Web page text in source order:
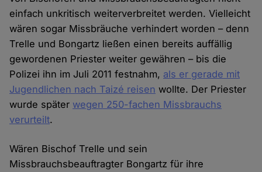
einfach unkritisch weiterverbreitet werden. Vielleicht
wären sogar Missbräuche verhindert worden – denn
Trelle und Bongartz ließen einen bereits auffällig
gewordenen Priester weiter gewähren – bis die
Polizei ihn im Juli 2011 festnahm, als er gerade mit
Jugendlichen nach Taizé reisen wollte. Der Priester
wurde später wegen 250-fachen Missbrauchs
verurteilt.
Wären Bischof Trelle und sein
Missbrauchsbeauftragter Bongartz für ihre